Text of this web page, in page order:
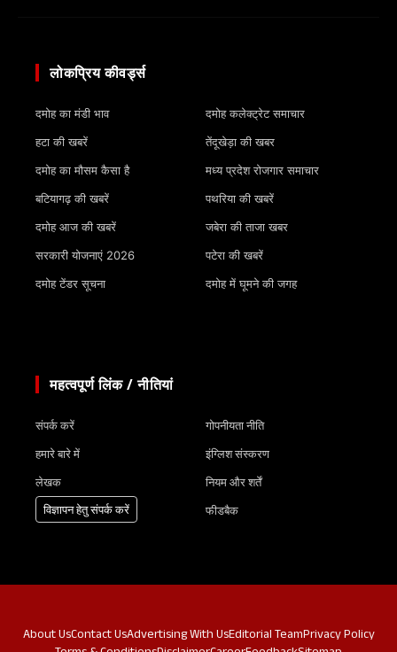
लोकप्रिय कीवर्ड्स
दमोह का मंडी भाव
हटा की खबरें
दमोह का मौसम कैसा है
बटियागढ़ की खबरें
दमोह आज की खबरें
सरकारी योजनाएं 2026
दमोह टेंडर सूचना
दमोह कलेक्ट्रेट समाचार
तेंदूखेड़ा की खबर
मध्य प्रदेश रोजगार समाचार
पथरिया की खबरें
जबेरा की ताजा खबर
पटेरा की खबरें
दमोह में घूमने की जगह
महत्वपूर्ण लिंक / नीतियां
संपर्क करें
हमारे बारे में
लेखक
विज्ञापन हेतु संपर्क करें
गोपनीयता नीति
इंग्लिश संस्करण
नियम और शर्तें
फीडबैक
About UsContact UsAdvertising With UsEditorial TeamPrivacy Policy